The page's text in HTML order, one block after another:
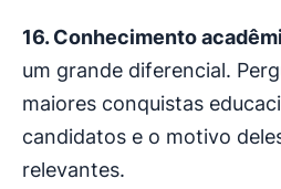
16. Conhecimento
um grande diferencial.
maiores conquistas
candidatos e o motivo
relevantes.